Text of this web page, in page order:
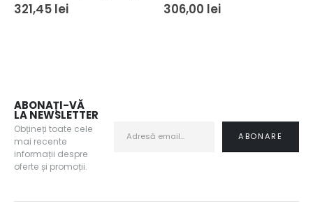
321,45 lei 306,00 lei
ABONAȚI-VĂ
LA NEWSLETTER
Obțineți toate cele
mai recente
informații despre
oferte și promoții.